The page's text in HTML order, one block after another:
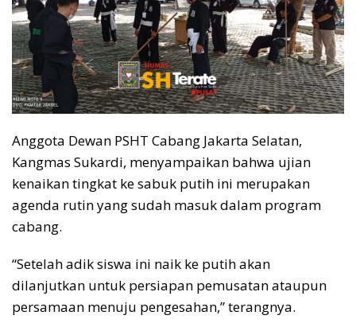
Anggota Dewan PSHT Cabang Jakarta Selatan,
Kangmas Sukardi, menyampaikan bahwa ujian
kenaikan tingkat ke sabuk putih ini merupakan
agenda rutin yang sudah masuk dalam program
cabang.
“Setelah adik siswa ini naik ke putih akan
dilanjutkan untuk persiapan pemusatan ataupun
persamaan menuju pengesahan,” terangnya.